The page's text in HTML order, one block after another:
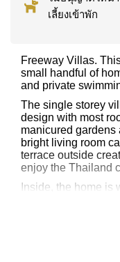
เลี้ยงเข้าพัก
Freeway Villas.
small handful of
and private
The single storey
design with most
manicured
bright living room
terrace outside
enjoy the Thailand
Inside, the home is
European kitchen